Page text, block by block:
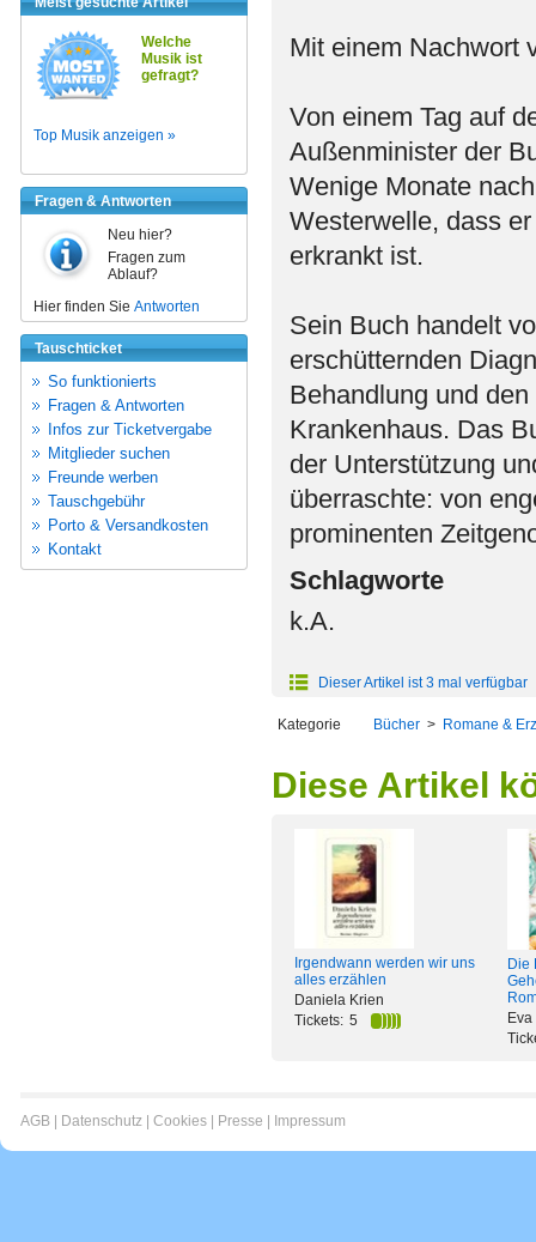
Welche
Musik ist
gefragt?
Top Musik anzeigen »
Fragen & Antworten
Neu hier?
Fragen zum
Ablauf?
Hier finden Sie Antworten
Tauschticket
So funktionierts
Fragen & Antworten
Infos zur Ticketvergabe
Mitglieder suchen
Freunde werben
Tauschgebühr
Porto & Versandkosten
Kontakt
Mit einem Nachwort
Von einem Tag auf
Außenminister der
Wenige Monate
Westerwelle, dass
erkrankt ist.
Sein Buch handelt
erschütternden
Behandlung und
Krankenhaus. Das
der Unterstützung
überraschte: von
prominenten
Schlagworte
k.A.
Dieser Artikel ist 3 mal verfügbar
Kategorie Bücher > Romane &
Diese Artikel
Irgendwann werden wir uns
alles erzählen
Daniela Krien
Tickets: 5
Die
AGB Datenschutz Cookies Presse Impressum